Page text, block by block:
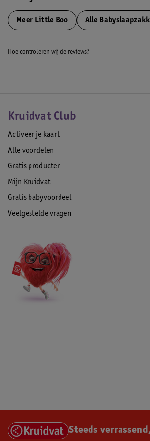
kamertemperatuur. - Goede pasvorm:
wegglijdt. - Afritsbare mouwen(indien van
veilig gebeurt. - Altijd onder toezicht: Laat
Contactinformatie
Adres:
Ringbaan-Zuid 5, 5021 AA Tilburg, NL
Contact Klantenservice:
EAN code:4054703109801
Meer Little Boo Alle
Hoe controleren wij de reviews?
Kruidvat Club
Activeer je kaart
Alle voordelen
Gratis producten
Mijn Kruidvat
Gratis babyvoordeel
Veelgestelde vragen
Steeds